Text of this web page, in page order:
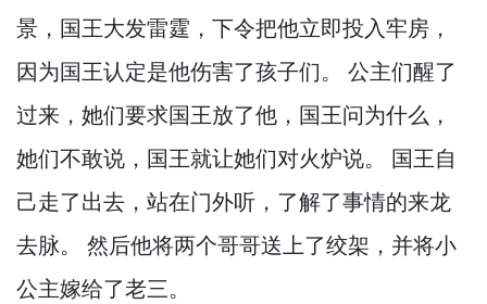
景， 国王大发雷霆， 下令把他立即投入牢房，
因为国王认定是他伤害了孩子们。
公主们醒了
过来， 她们要求国王放了他， 国王问为什么，
她们不敢说， 国王就让她们对火炉说。
国王自
己走了出去， 站在门外听， 了解了事情的来龙
去脉。
然后他将两个哥哥送上了绞架， 并将小
公主嫁给了老三。